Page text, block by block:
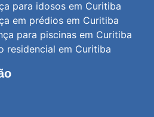
para idosos em Curitiba
em prédios em Curitiba
para piscinas em Curitiba
residencial em Curitiba